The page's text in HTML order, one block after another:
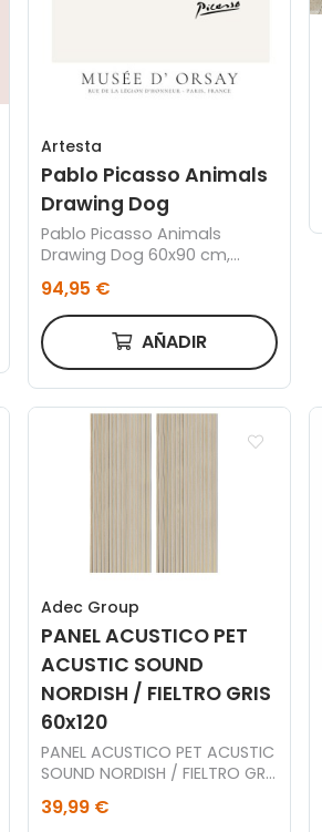
Artesta
Pablo Picasso Animals
Drawing Dog
Pablo Picasso Animals
Drawing Dog 60x90 cm,
94,95 €
AÑADIR
Adec Group
PANEL ACUSTICO PET
ACUSTIC SOUND
NORDISH / FIELTRO GRIS
60x120
PANEL ACUSTICO PET ACUSTIC
SOUND NORDISH / FIELTRO GRIS
39,99 €